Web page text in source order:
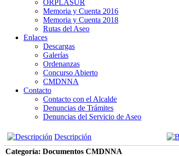
ORPLASUR
Memoria y Cuenta 2016
Memoria y Cuenta 2018
Rutas del Aseo
Enlaces
Descargas
Galerías
Ordenanzas
Concurso Abierto
CMDNNA
Contacto
Contacto con el Alcalde
Denuncias de Trámites
Denuncias del Servicio de Aseo
Descripción
Categoría: Documentos CMDNNA